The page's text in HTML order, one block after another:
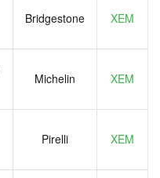
Bridgestone XEM
Michelin XEM
Pirelli XEM